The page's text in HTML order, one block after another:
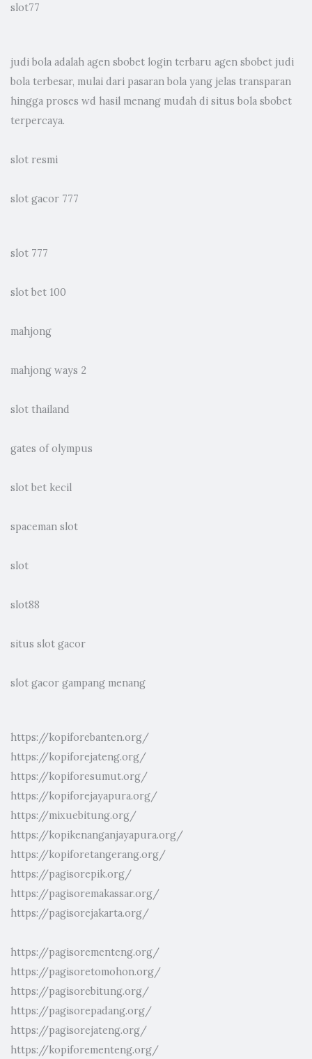
slot77
judi bola adalah agen sbobet login terbaru agen sbobet judi
bola terbesar, mulai dari pasaran bola yang jelas transparan
hingga proses wd hasil menang mudah di situs bola sbobet
terpercaya.
slot resmi
slot gacor 777
slot 777
slot bet 100
mahjong
mahjong ways 2
slot thailand
gates of olympus
slot bet kecil
spaceman slot
slot
slot88
situs slot gacor
slot gacor gampang menang
https://kopiforebanten.org/
https://kopiforejateng.org/
https://kopiforesumut.org/
https://kopiforejayapura.org/
https://mixuebitung.org/
https://kopikenanganjayapura.org/
https://kopiforetangerang.org/
https://pagisorepik.org/
https://pagisoremakassar.org/
https://pagisorejakarta.org/
https://pagisorementeng.org/
https://pagisoretomohon.org/
https://pagisorebitung.org/
https://pagisorepadang.org/
https://pagisorejateng.org/
https://kopiforementeng.org/